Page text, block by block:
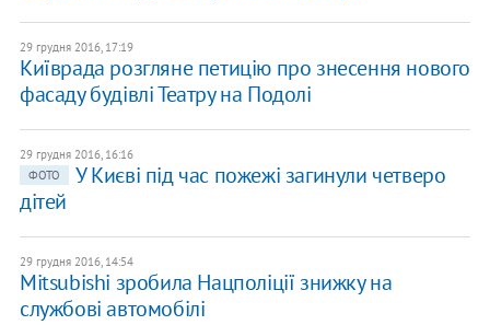
29 грудня 2016, 17:19
Київрада розгляне петицію про знесення нового
фасаду будівлі Театру на Подолі
29 грудня 2016, 16:16
ФОТО
У Києві під час пожежі загинули четверо
дітей
29 грудня 2016, 14:54
Mitsubishi зробила Нацполіції знижку на
службові автомобілі